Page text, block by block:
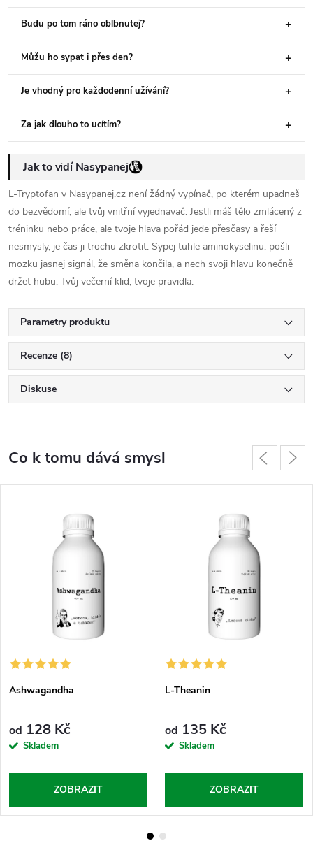
Budu po tom ráno oblbnutej?
Můžu ho sypat i přes den?
Je vhodný pro každodenní užívání?
Za jak dlouho to ucítím?
Jak to vidí Nasypanej
L-Tryptofan v Nasypanej.cz není žádný vypínač, po kterém upadneš
do bezvědomí, ale tvůj vnitřní vyjednavač. Jestli máš tělo zmlácený z
tréninku nebo práce, ale tvoje hlava pořád jede přesčasy a řeší
nesmysly, je čas ji trochu zkrotit. Sypej tuhle aminokyselinu, pošli
mozku jasnej signál, že směna končila, a nech svoji hlavu konečně
držet hubu. Tvůj večerní klid, tvoje pravidla.
Parametry produktu
Recenze (8)
Diskuse
Co k tomu dává smysl
Ashwagandha
od 128 Kč
Skladem
ZOBRAZIT
L-Theanin
od 135 Kč
Skladem
ZOBRAZIT